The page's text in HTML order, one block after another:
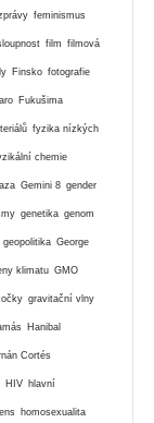
feminismus
film filmová
Finsko fotografie
Fukušima
fyzika nízkých
chemie
Gemini 8 gender
genetika genom
geopolitika George
klimatu GMO
gravitační vlny
Hanibal
Cortés
HIV hlavní
homosexualita